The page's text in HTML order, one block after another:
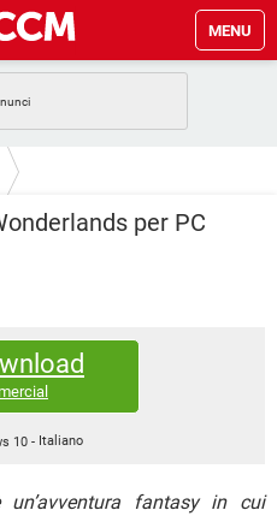
MENU
WINDOWS 10
FACEBOOK
WINDOWS 10
WHATSAPP
ANDROID
WINDOWS 10
WHATSAPP
GAMING
WHATSAPP
per PC
10- Italiano
fantasy in cui